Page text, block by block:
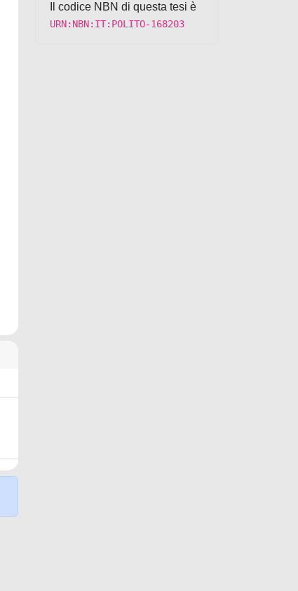
Il codice NBN di questa tesi è
URN:NBN:IT:POLITO-168203